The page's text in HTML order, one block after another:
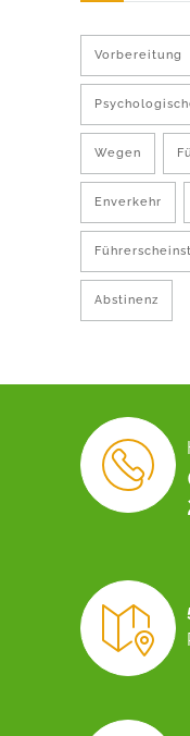
Vorbereitung
Wegen
Enverkehr
Abstinenz